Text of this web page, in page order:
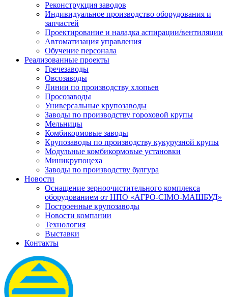
Реконструкция заводов
Индивидуальное производство оборудования и
запчастей
Проектирование и наладка аспирации/вентиляции
Автоматизация управления
Обучение персонала
Реализованные проекты
Гречезаводы
Овсозаводы
Линии по производству хлопьев
Просозаводы
Универсальные крупозаводы
Заводы по производству гороховой крупы
Мельницы
Комбикормовые заводы
Крупозаводы по производству кукурузной крупы
Модульные комбикормовые установки
Миникрупоцеха
Заводы по производству булгура
Новости
Оснащение зерноочистительного комплекса
оборудованием от НПО «АГРО-СІМО-МАШБУД»
Построенные крупозаводы
Новости компании
Технология
Выставки
Контакты